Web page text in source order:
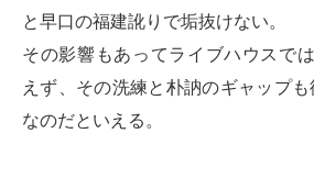
と早口の福建訛りで垢抜けない。
その影響もあってライブハウスで
えず、その洗練と朴訥のギャップ
なのだといえる。